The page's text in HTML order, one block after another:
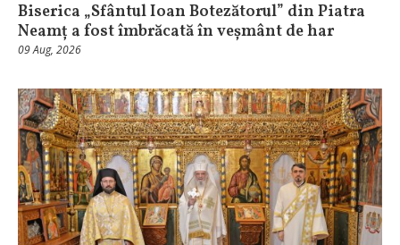
Biserica „Sfântul Ioan Botezătorul” din Piatra
Neamț a fost îmbrăcată în veșmânt de har
09 Aug, 2026